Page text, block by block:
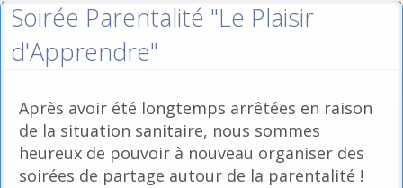
Soirée Parentalité "Le Plaisir
d'Apprendre"
Après avoir été longtemps arrêtées en raison
de la situation sanitaire, nous sommes
heureux de pouvoir à nouveau organiser des
soirées de partage autour de la parentalité !